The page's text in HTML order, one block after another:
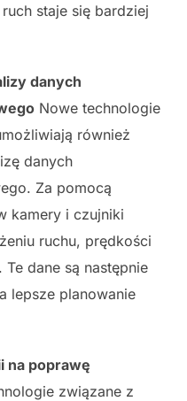
staje się bardziej
danych
Nowe technologie
również
danych
Za pomocą
kamery i czujniki
ruchu, prędkości
dane są następnie
lepsze planowanie
na poprawę
związane z